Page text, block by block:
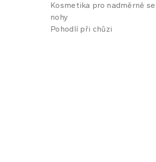
Kosmetika pro nadměrně
nohy
Pohodlí při chůzi